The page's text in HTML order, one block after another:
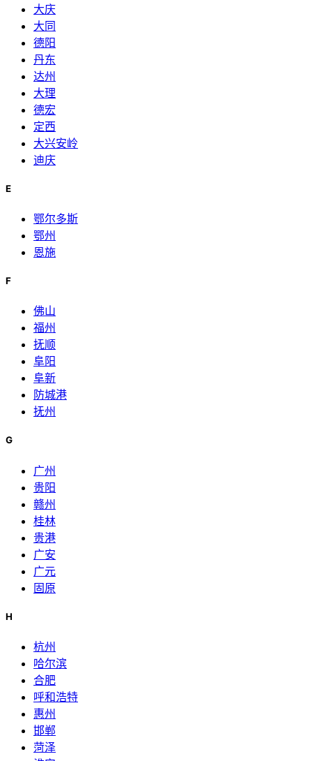
大庆
大同
德阳
丹东
达州
大理
德宏
定西
大兴安岭
迪庆
E
鄂尔多斯
鄂州
恩施
F
佛山
福州
抚顺
阜阳
阜新
防城港
抚州
G
广州
贵阳
赣州
桂林
贵港
广安
广元
固原
H
杭州
哈尔滨
合肥
呼和浩特
惠州
邯郸
菏泽